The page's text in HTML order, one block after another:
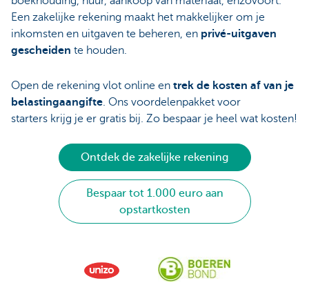
Een zakelijke rekening maakt het makkelijker om je
inkomsten en uitgaven te beheren, en privé-uitgaven
gescheiden te houden.
Open de rekening vlot online en trek de kosten af van je
belastingaangifte. Ons voordelenpakket voor
starters krijg je er gratis bij. Zo bespaar je heel wat kosten!
Ontdek de zakelijke rekening
Bespaar tot 1.000 euro aan
opstartkosten